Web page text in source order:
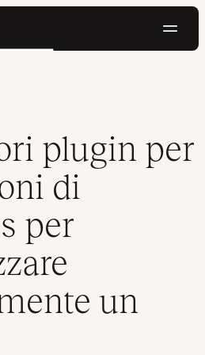
di WordPress per
plugin per
di
per
un